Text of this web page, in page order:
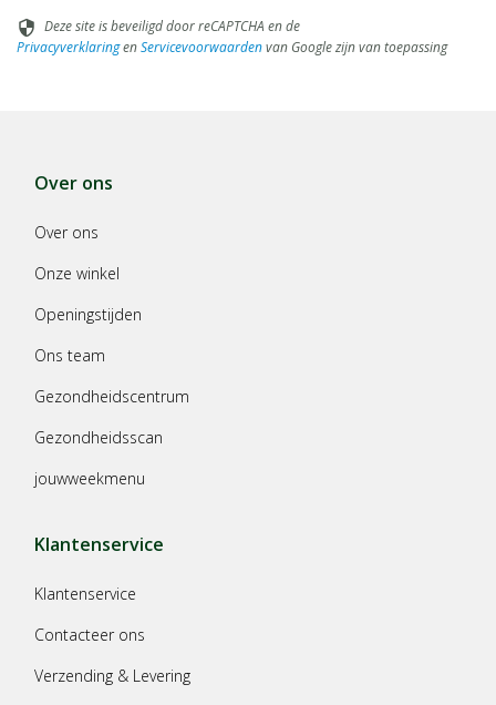
security Deze site is beveiligd door reCAPTCHA en de
PrivacyverklaringenServicevoorwaardenvan Google zijn van toepassing
Over ons
Over ons
Onze winkel
Openingstijden
Ons team
Gezondheidscentrum
Gezondheidsscan
jouwweekmenu
Klantenservice
Klantenservice
Contacteer ons
Verzending & Levering